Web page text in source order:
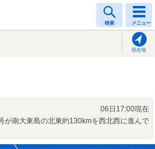
検索 メニュー
現在地
06日17:00現在
が南大東島の北東約130kmを西北西に進んで